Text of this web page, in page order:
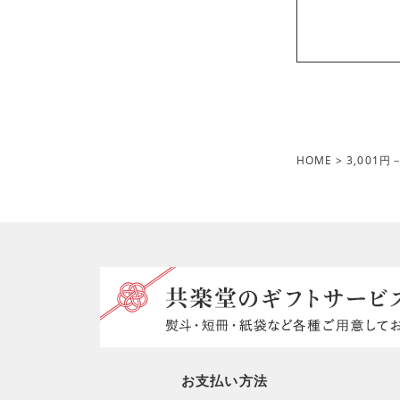
HOME 3,001円
お支払い方法